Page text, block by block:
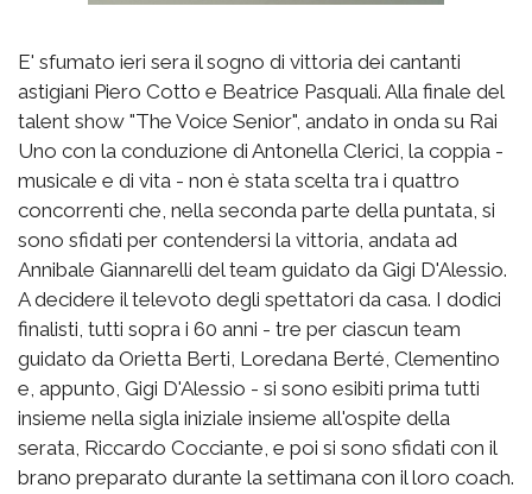
E' sfumato ieri sera il sogno di vittoria dei cantanti
astigiani Piero Cotto e Beatrice Pasquali. Alla finale del
talent show "The Voice Senior", andato in onda su Rai
Uno con la conduzione di Antonella Clerici, la coppia -
musicale e di vita - non è stata scelta tra i quattro
concorrenti che, nella seconda parte della puntata, si
sono sfidati per contendersi la vittoria, andata ad
Annibale Giannarelli del team guidato da Gigi D'Alessio.
A decidere il televoto degli spettatori da casa. I dodici
finalisti, tutti sopra i 60 anni - tre per ciascun team
guidato da Orietta Berti, Loredana Berté, Clementino
e, appunto, Gigi D'Alessio - si sono esibiti prima tutti
insieme nella sigla iniziale insieme all'ospite della
serata, Riccardo Cocciante, e poi si sono sfidati con il
brano preparato durante la settimana con il loro coach.